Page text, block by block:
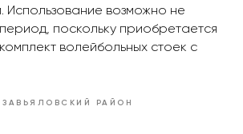
Использование возможно не
поскольку приобретается
волейбольных стоек с
ЗАВЬЯЛОВСКИЙ РАЙОН